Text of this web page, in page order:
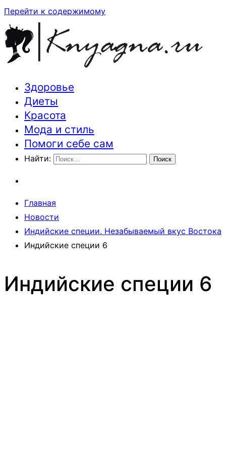
Перейти к содержимому
Траектория здоровья и красоты
Здоровье
Диеты
Красота
Мода и стиль
Помоги себе сам
Найти:
Главная
Новости
Индийские специи. Незабываемый вкус Востока
Индийские специи 6
Индийские специи 6